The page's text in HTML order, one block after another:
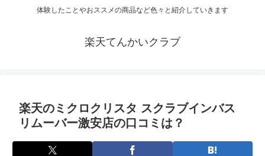
体験したことやおススメの商品など色々と紹介していきます
楽天てんかいクラブ
楽天のミクロクリスタ スクラブインバス
リムーバー激安店の口コミは？